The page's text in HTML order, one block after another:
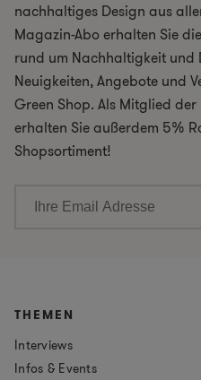
nachhaltiges Design aus
Magazin-Abo erhalten Sie
rund um Nachhaltigkeit und
Neuigkeiten, Angebote und
Green Shop. Als Mitglied
erhalten Sie außerdem 5%
Shopsortiment!
THEMEN
Interviews
Infos & Events